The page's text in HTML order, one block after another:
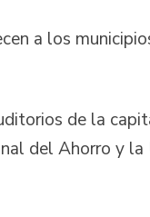
a los
de la
del Ahorro y